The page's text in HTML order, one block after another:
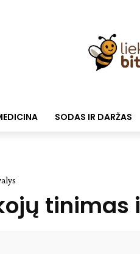
SODAS IR DARŽAS
tinimas